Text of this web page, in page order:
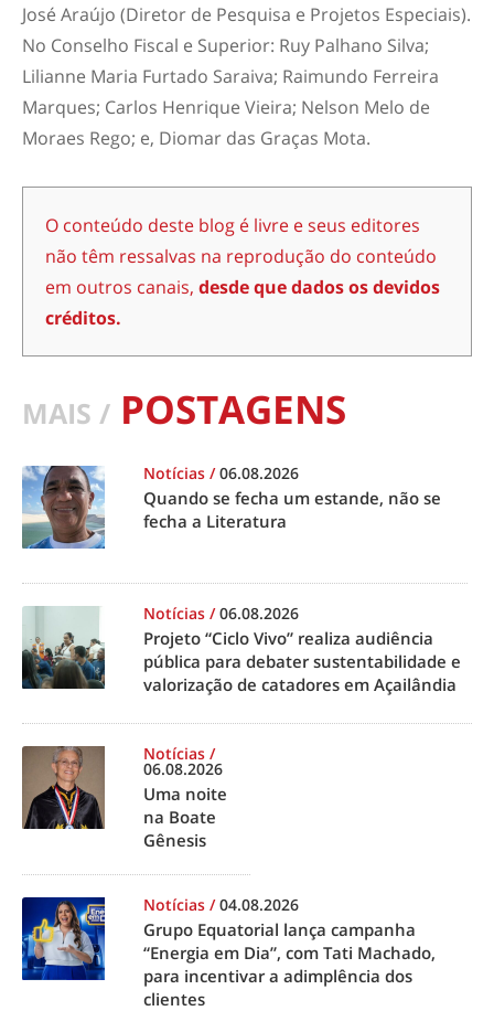
José Araújo (Diretor de Pesquisa e Projetos Especiais).
No Conselho Fiscal e Superior: Ruy Palhano Silva;
Lilianne Maria Furtado Saraiva; Raimundo Ferreira
Marques; Carlos Henrique Vieira; Nelson Melo de
Moraes Rego; e, Diomar das Graças Mota.
O conteúdo deste blog é livre e seus editores
não têm ressalvas na reprodução do conteúdo
em outros canais, desde que dados os devidos
créditos.
MAIS / POSTAGENS
Notícias /06.08.2026
Quando se fecha um estande, não se
fecha a Literatura
Notícias /06.08.2026
Projeto “Ciclo Vivo” realiza audiência
pública para debater sustentabilidade e
valorização de catadores em Açailândia
Notícias /
06.08.2026
Uma noite
na Boate
Gênesis
Notícias /04.08.2026
Grupo Equatorial lança campanha
“Energia em Dia”, com Tati Machado,
para incentivar a adimplência dos
clientes